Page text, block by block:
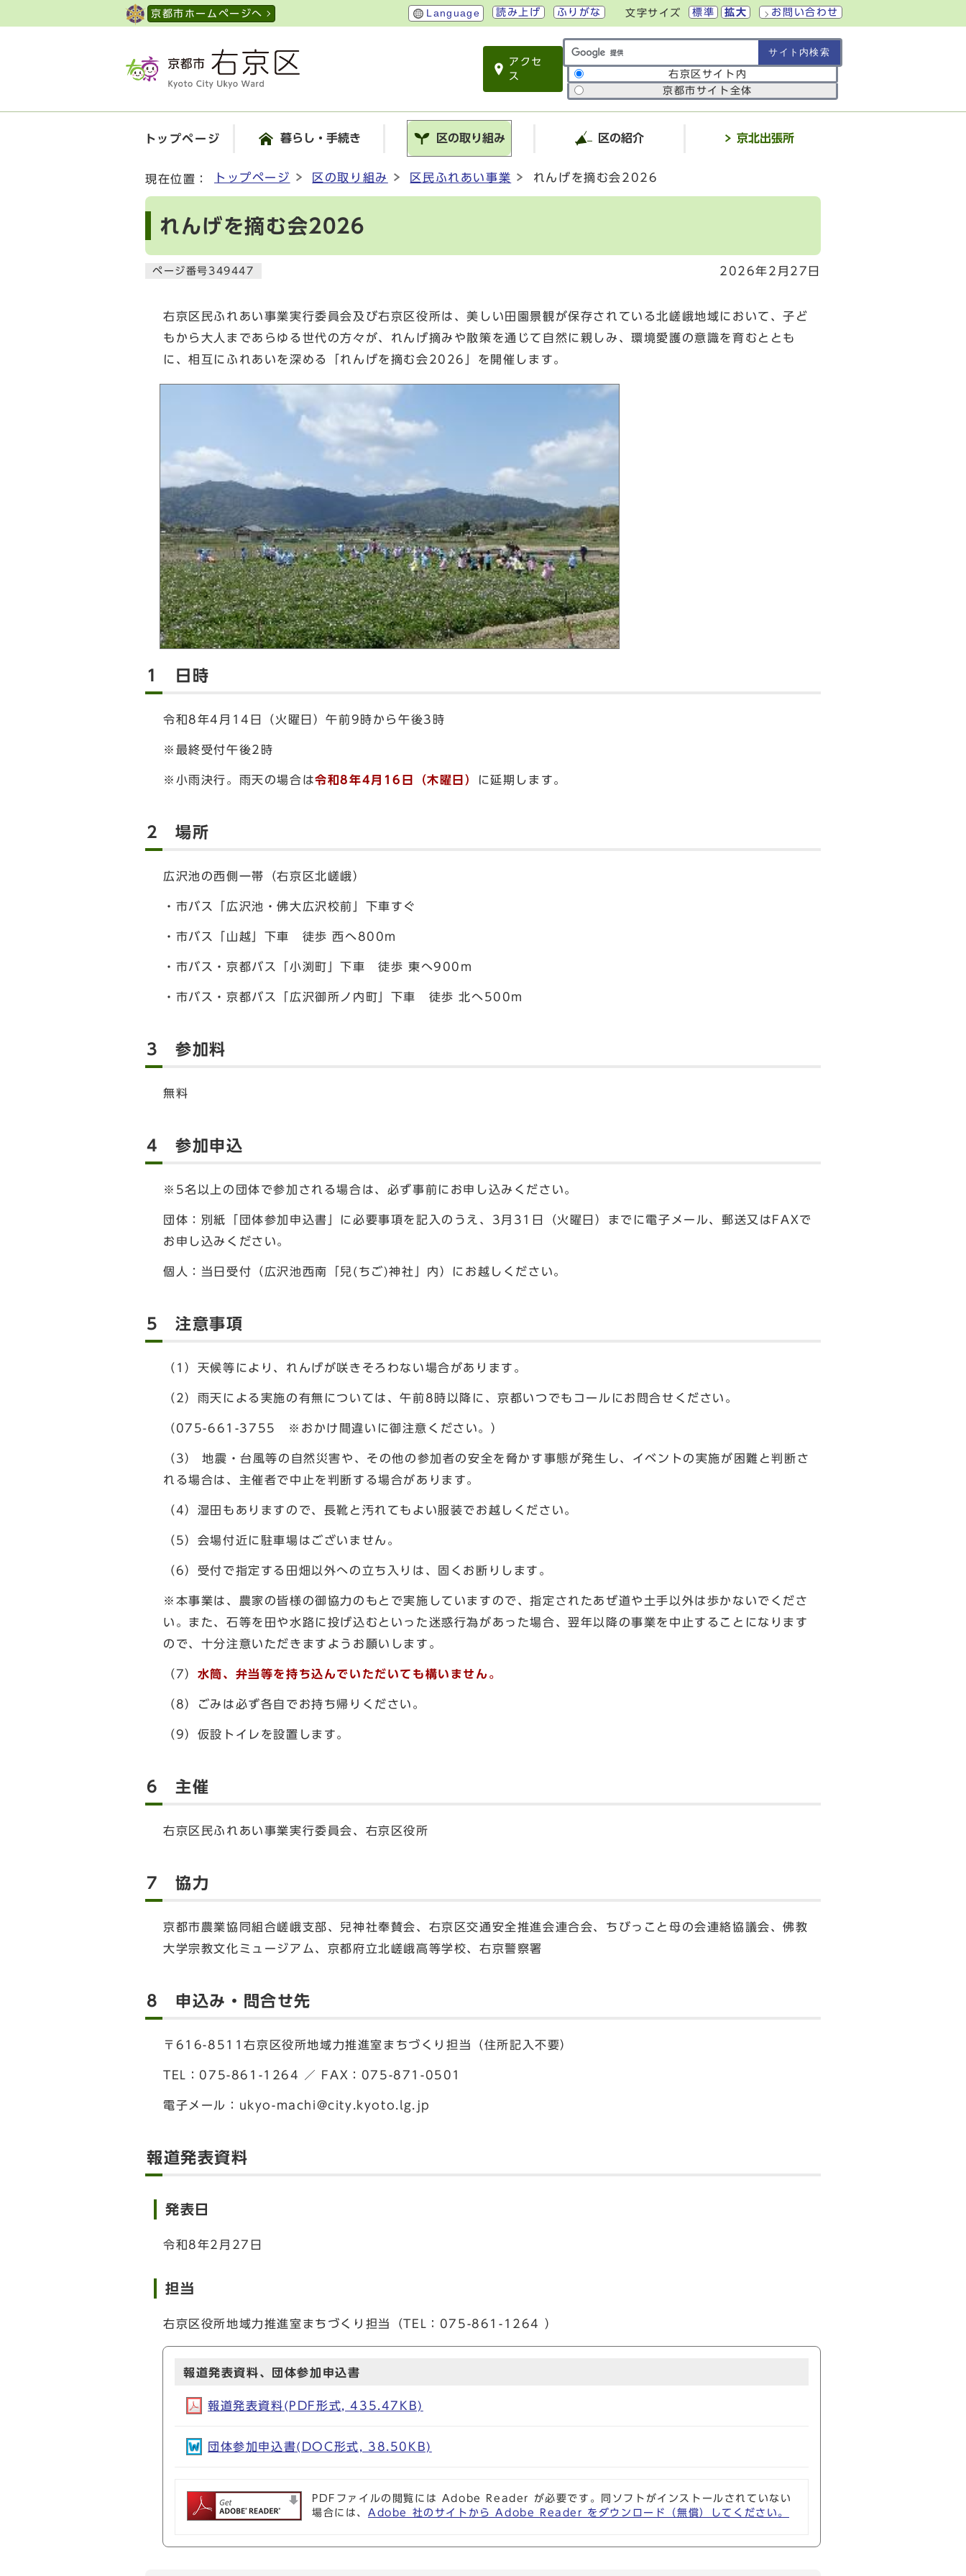
京都市ホームページへ Language 読み上げ ふりがな 文字サイズ 標準 拡大 お問い合わせ
アクセ
ス
サイト内検索の範囲 右京区サイト内
京都市サイト全体
トップページ 暮らし・手続き 区の取り組み 区の紹介 京北出張所
現在位置： トップページ 区の取り組み 区民ふれあい事業 れんげを摘む会2026
れんげを摘む会2026
ページ番号349447 2026年2月27日
右京区民ふれあい事業実行委員会及び右京区役所は、美しい田園景観が保存されている北嵯峨地域において、子ど
もから大人まであらゆる世代の方々が、れんげ摘みや散策を通じて自然に親しみ、環境愛護の意識を育むととも
に、相互にふれあいを深める「れんげを摘む会2026」を開催します。
1 日時
令和8年4月14日（火曜日）午前9時から午後3時
※最終受付午後2時
※小雨決行。雨天の場合は令和8年4月16日（木曜日） に延期します。
2 場所
広沢池の西側一帯（右京区北嵯峨）
・市バス「広沢池・佛大広沢校前」下車すぐ
・市バス「山越」下車 徒歩 西へ800m
・市バス・京都バス「小渕町」下車 徒歩 東へ900m
・市バス・京都バス「広沢御所ノ内町」下車 徒歩 北へ500m
3 参加料
無料
4 参加申込
※5名以上の団体で参加される場合は、必ず事前にお申し込みください。
団体：別紙「団体参加申込書」に必要事項を記入のうえ、3月31日（火曜日）までに電子メール、郵送又はFAXで
お申し込みください。
個人：当日受付（広沢池西南「兒(ちご)神社」内）にお越しください。
5 注意事項
（1）天候等により、れんげが咲きそろわない場合があります。
（2）雨天による実施の有無については、午前8時以降に、京都いつでもコールにお問合せください。
（075-661-3755 ※おかけ間違いに御注意ください。）
（3） 地震・台風等の自然災害や、その他の参加者の安全を脅かす事態が発生し、イベントの実施が困難と判断さ
れる場合は、主催者で中止を判断する場合があります。
（4）湿田もありますので、長靴と汚れてもよい服装でお越しください。
（5）会場付近に駐車場はございません。
（6）受付で指定する田畑以外への立ち入りは、固くお断りします。
※本事業は、農家の皆様の御協力のもとで実施していますので、指定されたあぜ道や土手以外は歩かないでくださ
い。また、石等を田や水路に投げ込むといった迷惑行為があった場合、翌年以降の事業を中止することになります
ので、十分注意いただきますようお願いします。
（7） 水筒、弁当等を持ち込んでいただいても構いません。
（8）ごみは必ず各自でお持ち帰りください。
（9）仮設トイレを設置します。
6 主催
右京区民ふれあい事業実行委員会、右京区役所
7 協力
京都市農業協同組合嵯峨支部、兒神社奉賛会、右京区交通安全推進会連合会、ちびっこと母の会連絡協議会、佛教
大学宗教文化ミュージアム、京都府立北嵯峨高等学校、右京警察署
8 申込み・問合せ先
〒616-8511右京区役所地域力推進室まちづくり担当（住所記入不要）
TEL：075-861-1264 ／ FAX：075-871-0501
電子メール： ukyo-machi@city.kyoto.lg.jp
報道発表資料
発表日
令和8年2月27日
担当
右京区役所地域力推進室まちづくり担当（TEL：075-861-1264 ）
報道発表資料、団体参加申込書
報道発表資料(PDF形式, 435.47KB)
団体参加申込書(DOC形式, 38.50KB)
PDFファイルの閲覧には Adobe Reader が必要です。同ソフトがインストールされていない
場合には、 Adobe 社のサイトから Adobe Reader をダウンロード（無償）してください。